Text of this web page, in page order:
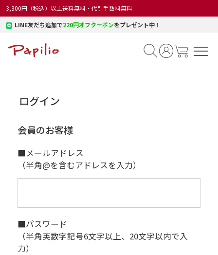
3,300円（税込）以上送料無料・代引手数料無料
LINE友だち追加で220円オフクーポンをプレゼント中！
ログイン
会員のお客様
■メールアドレス
（半角@を含むアドレスを入力）
■パスワード
（半角英数字記号6文字以上、20文字以内で入
力）